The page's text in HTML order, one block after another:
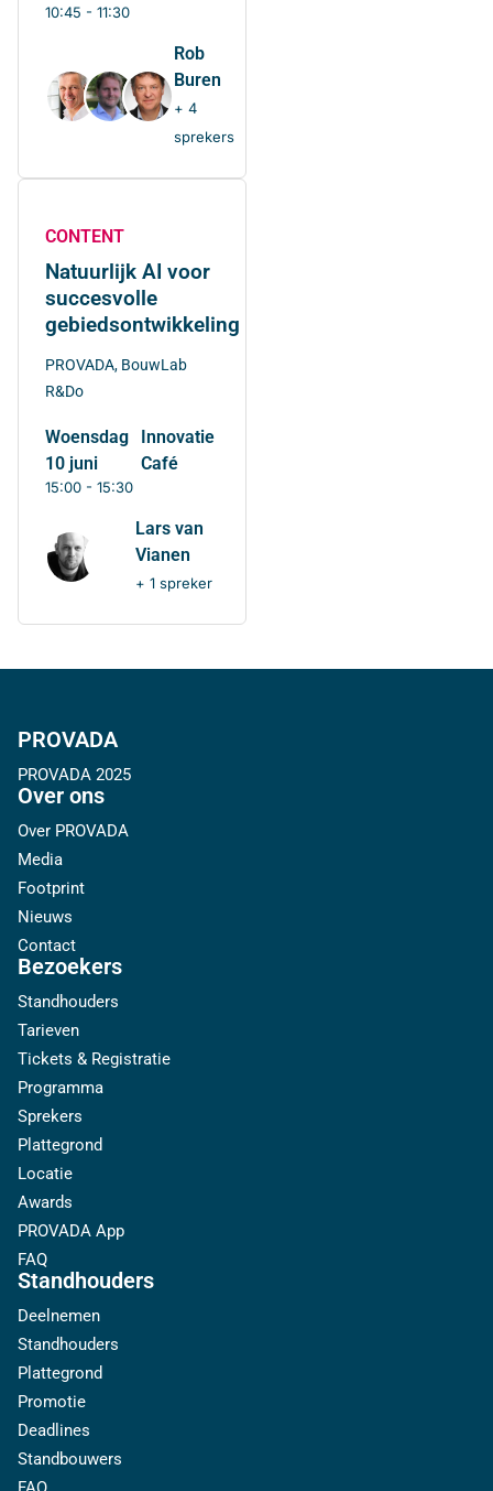
10:45 - 11:30
Rob
Buren
+ 4
sprekers
CONTENT
Natuurlijk AI voor
succesvolle
gebiedsontwikkeling
PROVADA, BouwLab
R&Do
woensdag
10 juni
15:00 - 15:30
Innovatie
Café
Lars van
Vianen
+ 1 spreker
PROVADA
PROVADA 2025
Over ons
Over PROVADA
Media
Footprint
Nieuws
Contact
Bezoekers
Standhouders
Tarieven
Tickets & Registratie
Programma
Sprekers
Plattegrond
Locatie
Awards
PROVADA App
FAQ
Standhouders
Deelnemen
Standhouders
Plattegrond
Promotie
Deadlines
Standbouwers